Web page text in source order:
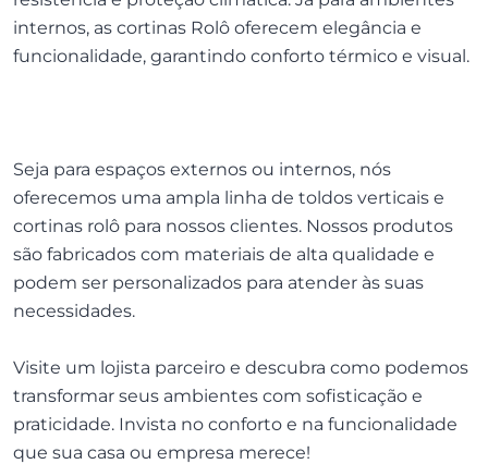
internos, as cortinas Rolô oferecem elegância e
funcionalidade, garantindo conforto térmico e visual.
Seja para espaços externos ou internos, nós
oferecemos uma ampla linha de toldos verticais e
cortinas rolô para nossos clientes. Nossos produtos
são fabricados com materiais de alta qualidade e
podem ser personalizados para atender às suas
necessidades.
Visite um lojista parceiro e descubra como podemos
transformar seus ambientes com sofisticação e
praticidade. Invista no conforto e na funcionalidade
que sua casa ou empresa merece!